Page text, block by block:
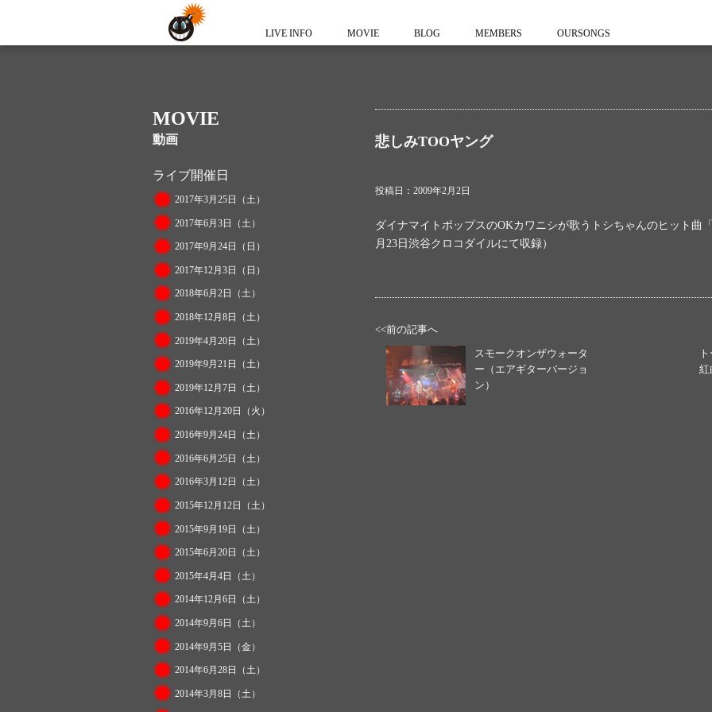
LIVE INFO MOVIE BLOG MEMBERS OURSONGS
MOVIE
動画
ライブ開催日
2017年3月25日（土）
2017年6月3日（土）
2017年9月24日（日）
2017年12月3日（日）
2018年6月2日（土）
2018年12月8日（土）
2019年4月20日（土）
2019年9月21日（土）
2019年12月7日（土）
2016年12月20日（火）
2016年9月24日（土）
2016年6月25日（土）
2016年3月12日（土）
2015年12月12日（土）
2015年9月19日（土）
2015年6月20日（土）
2015年4月4日（土）
2014年12月6日（土）
2014年9月6日（土）
2014年9月5日（金）
2014年6月28日（土）
2014年3月8日（土）
悲しみTOOヤング
投稿日：2009年2月2日
ダイナマイトポップスのOKカワニシが歌うトシちゃんのヒット曲
月23日渋谷クロコダイルにて収録）
<<前の記事へ
スモークオンザウォータ
ー（エアギターバージョ
ン）
紅